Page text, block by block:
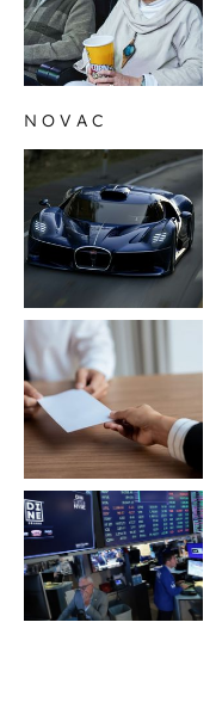
NOVAC